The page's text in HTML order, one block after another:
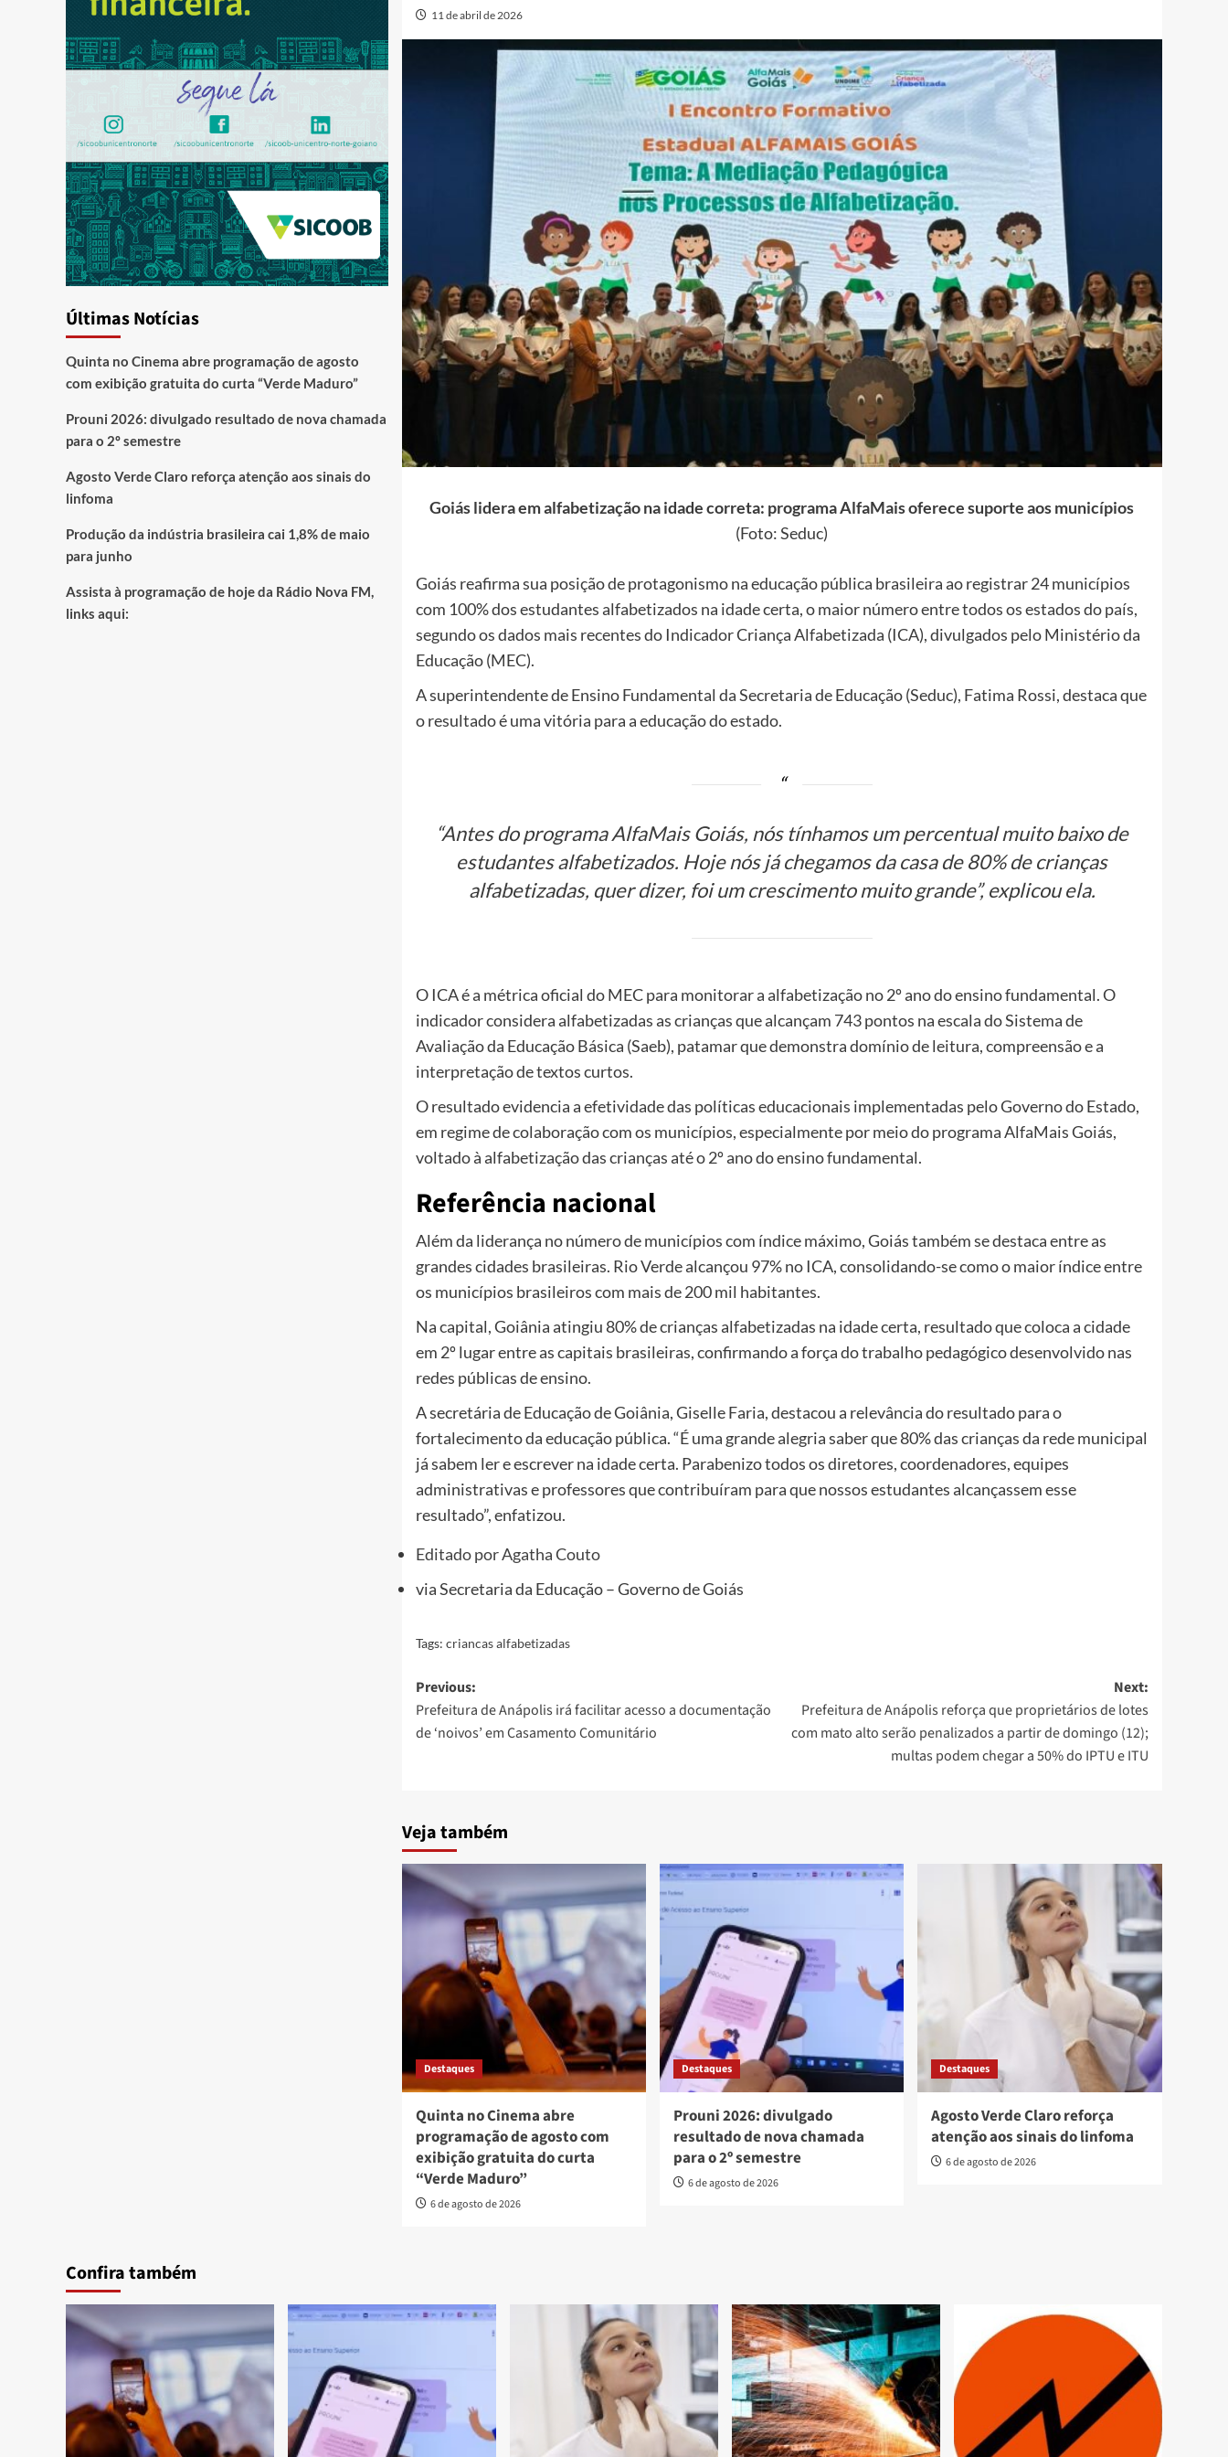
11 de abril de 2026
Goiás lidera em alfabetização na idade correta: programa AlfaMais oferece suporte aos municípios
(Foto: Seduc)
Goiás reafirma sua posição de protagonismo na educação pública brasileira ao registrar 24 municípios
com 100% dos estudantes alfabetizados na idade certa, o maior número entre todos os estados do país,
segundo os dados mais recentes do Indicador Criança Alfabetizada (ICA), divulgados pelo Ministério da
Educação (MEC).
A superintendente de Ensino Fundamental da Secretaria de Educação (Seduc), Fatima Rossi, destaca que
o resultado é uma vitória para a educação do estado.
“Antes do programa AlfaMais Goiás, nós tínhamos um percentual muito baixo de
estudantes alfabetizados. Hoje nós já chegamos da casa de 80% de crianças
alfabetizadas, quer dizer, foi um crescimento muito grande”, explicou ela.
O ICA é a métrica oficial do MEC para monitorar a alfabetização no 2º ano do ensino fundamental. O
indicador considera alfabetizadas as crianças que alcançam 743 pontos na escala do Sistema de
Avaliação da Educação Básica (Saeb), patamar que demonstra domínio de leitura, compreensão e a
interpretação de textos curtos.
O resultado evidencia a efetividade das políticas educacionais implementadas pelo Governo do Estado,
em regime de colaboração com os municípios, especialmente por meio do programa AlfaMais Goiás,
voltado à alfabetização das crianças até o 2º ano do ensino fundamental.
Referência nacional
Além da liderança no número de municípios com índice máximo, Goiás também se destaca entre as
grandes cidades brasileiras. Rio Verde alcançou 97% no ICA, consolidando-se como o maior índice entre
os municípios brasileiros com mais de 200 mil habitantes.
Na capital, Goiânia atingiu 80% de crianças alfabetizadas na idade certa, resultado que coloca a cidade
em 2º lugar entre as capitais brasileiras, confirmando a força do trabalho pedagógico desenvolvido nas
redes públicas de ensino.
A secretária de Educação de Goiânia, Giselle Faria, destacou a relevância do resultado para o
fortalecimento da educação pública. “É uma grande alegria saber que 80% das crianças da rede municipal
já sabem ler e escrever na idade certa. Parabenizo todos os diretores, coordenadores, equipes
administrativas e professores que contribuíram para que nossos estudantes alcançassem esse
resultado”, enfatizou.
Editado porAgatha Couto
viaSecretaria da Educação – Governo de Goiás
Tags: criancas alfabetizadas
Post
navigation
Previous:
Prefeitura de Anápolis irá facilitar acesso a documentação
de ‘noivos’ em Casamento Comunitário
Next:
Prefeitura de Anápolis reforça que proprietários de lotes
com mato alto serão penalizados a partir de domingo (12);
multas podem chegar a 50% do IPTU e ITU
Veja também
Destaques
Quinta no Cinema abre
programação de agosto com
exibição gratuita do curta
“Verde Maduro”
6 de agosto de 2026
Destaques
Prouni 2026: divulgado
resultado de nova chamada
para o 2º semestre
6 de agosto de 2026
Destaques
Agosto Verde Claro reforça
atenção aos sinais do linfoma
6 de agosto de 2026
Últimas Notícias
Quinta no Cinema abre programação de agosto
com exibição gratuita do curta “Verde Maduro”
Prouni 2026: divulgado resultado de nova chamada
para o 2º semestre
Agosto Verde Claro reforça atenção aos sinais do
linfoma
Produção da indústria brasileira cai 1,8% de maio
para junho
Assista à programação de hoje da Rádio Nova FM,
links aqui:
Confira também